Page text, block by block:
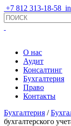
+7 812 313-18-58
О нас
Аудит
Консалтинг
Бухгалтерия
Право
Контакты
Бухгалтерия /
бухгалтерского